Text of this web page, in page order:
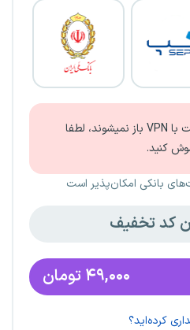
درگاه‌های پرداخت با VPN باز نمیشوند، لطفا
بانکی امکان‌پذیر است
کد تخفیف
۴۹,۰۰۰ تومان
کرده‌اید؟